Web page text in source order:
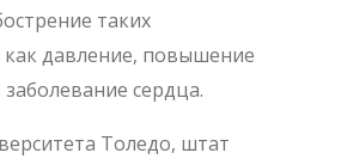
таких
как давление, повышение
сердца.
Толедо, штат